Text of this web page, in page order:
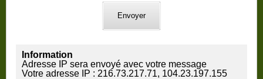
Information
Adresse IP sera envoyé avec votre message
Votre adresse IP : 216.73.217.71, 104.23.197.155